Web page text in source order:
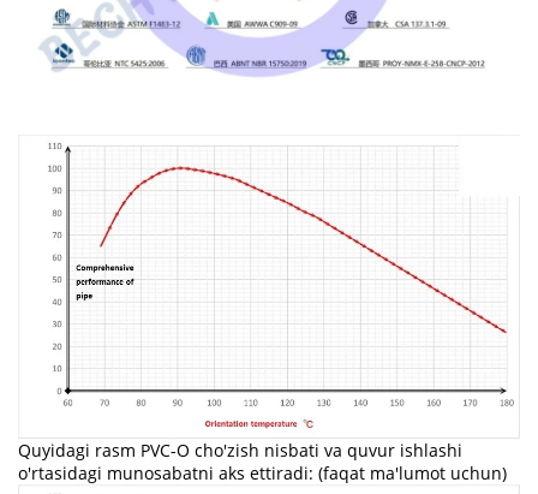
Quyidagi rasm PVC-O cho'zish nisbati va quvur ishlashi
o'rtasidagi munosabatni aks ettiradi: (faqat ma'lumot uchun)